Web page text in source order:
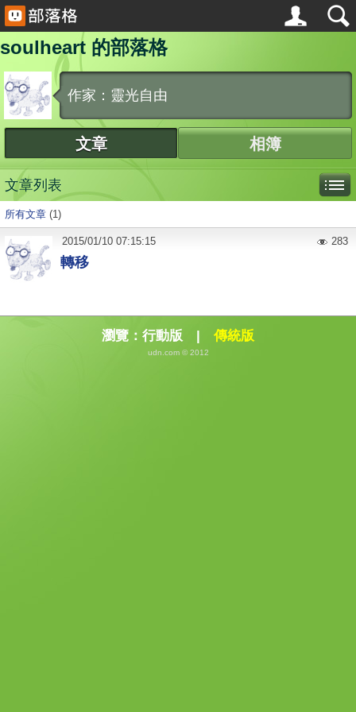
soulheart 的部落格
作家：靈光自由
文章 相簿
文章列表
所有文章 (1)
轉移
2015/01/10 07:15:15 283
瀏覽： 行動版 | 傳統版
udn.com © 2012